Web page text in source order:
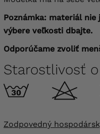
Poznámka: materiál
výbere veľkosti dbajte.
Odporúčame zvoliť
Starostlivosť
Zodpovedný